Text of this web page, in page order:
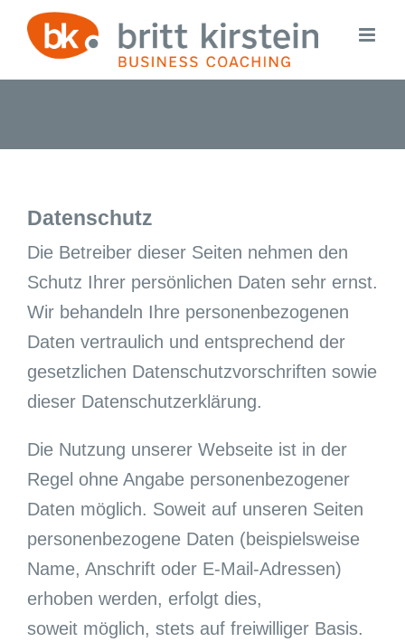
Zum
Inhalt
Datenschutz
Die Betreiber dieser Seiten nehmen den
Schutz Ihrer persönlichen Daten sehr ernst.
Wir behandeln Ihre personenbezogenen
Daten vertraulich und entsprechend der
gesetzlichen Datenschutzvorschriften sowie
dieser Datenschutzerklärung.
Die Nutzung unserer Webseite ist in der
Regel ohne Angabe personenbezogener
Daten möglich. Soweit auf unseren Seiten
personenbezogene Daten (beispielsweise
Name, Anschrift oder E-Mail-Adressen)
erhoben werden, erfolgt dies,
soweit möglich, stets auf freiwilliger Basis.